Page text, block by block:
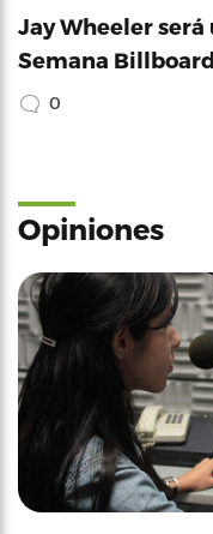
Jay Wheeler será
Semana
0
Opiniones